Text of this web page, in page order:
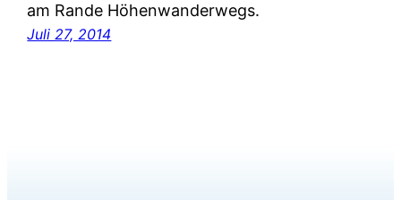
am Rande Höhenwanderwegs.
Juli 27, 2014